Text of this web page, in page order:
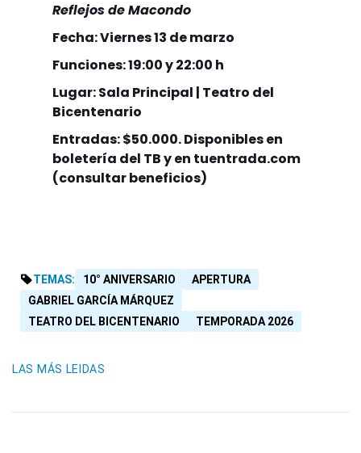
Reflejos de Macondo
Fecha: Viernes 13 de marzo
Funciones: 19:00 y 22:00 h
Lugar: Sala Principal | Teatro del
Bicentenario
Entradas: $50.000. Disponibles en
boletería del TB y en tuentrada.com
(consultar beneficios)
TEMAS: 10° ANIVERSARIO
APERTURA
GABRIEL GARCÍA MÁRQUEZ
TEATRO DEL BICENTENARIO
TEMPORADA 2026
LAS MÁS LEIDAS